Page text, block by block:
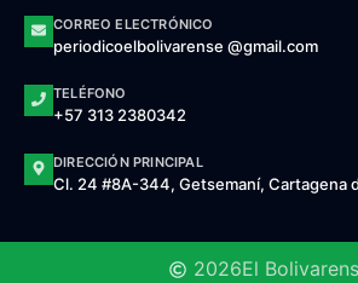
CORREO ELECTRÓNICO
periodicoelbolivarense @gmail.com
TELÉFONO
+57 313 2380342
DIRECCIÓN PRINCIPAL
Cl. 24 #8A-344, Getsemaní, Cartagena
2026El